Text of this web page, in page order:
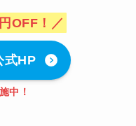
OFF！／
HP
中！